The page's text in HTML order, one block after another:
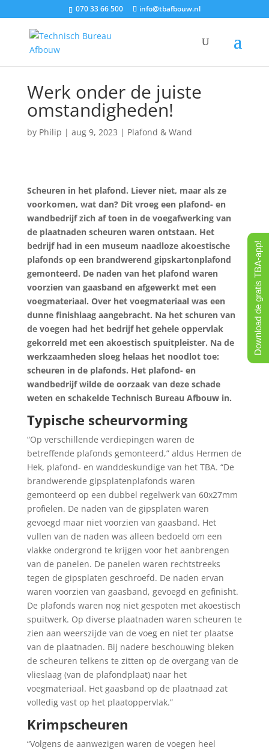
070 33 66 500 info@tbafbouw.nl
Werk onder de juiste
omstandigheden!
by Philip | aug 9, 2023 | Plafond & Wand
Scheuren in het plafond. Liever niet, maar als ze
voorkomen, wat dan? Dit vroeg een plafond- en
wandbedrijf zich af toen in de voegafwerking van
de plaatnaden scheuren waren ontstaan. Het
bedrijf had in een museum naadloze akoestische
plafonds op een brandwerend gipskartonplafond
gemonteerd. De naden van het plafond waren
voorzien van gaasband en afgewerkt met een
voegmateriaal. Over het voegmateriaal was een
dunne finishlaag aangebracht. Na het schuren van
de voegen had het bedrijf het gehele oppervlak
gekorreld met een akoestisch spuitpleister. Na de
werkzaamheden sloeg helaas het noodlot toe:
scheuren in de plafonds. Het plafond- en
wandbedrijf wilde de oorzaak van deze schade
weten en schakelde Technisch Bureau Afbouw in.
Typische scheurvorming
“Op verschillende verdiepingen waren de
betreffende plafonds gemonteerd,” aldus Hermen de
Hek, plafond- en wanddeskundige van het TBA. “De
brandwerende gipsplatenplafonds waren
gemonteerd op een dubbel regelwerk van 60x27mm
profielen. De naden van de gipsplaten waren
gevoegd maar niet voorzien van gaasband. Het
vullen van de naden was alleen bedoeld om een
vlakke ondergrond te krijgen voor het aanbrengen
van de panelen. De panelen waren rechtstreeks
tegen de gipsplaten geschroefd. De naden ervan
waren voorzien van gaasband, gevoegd en gefinisht.
De plafonds waren nog niet gespoten met akoestisch
spuitwerk. Op diverse plaatnaden waren scheuren te
zien aan weerszijde van de voeg en niet ter plaatse
van de plaatnaden. Bij nadere beschouwing bleken
de scheuren telkens te zitten op de overgang van de
vlieslaag (van de plafondplaat) naar het
voegmateriaal. Het gaasband op de plaatnaad zat
volledig vast op het plaatoppervlak.”
Krimpscheuren
“Volgens de aanwezigen waren de voegen heel
Download de gratis TBA-app!